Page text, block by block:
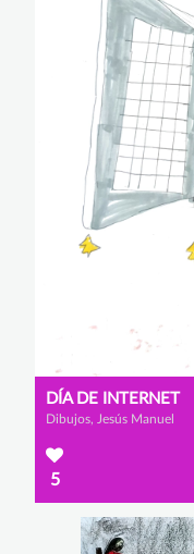
DÍA DE INTERNET
Dibujos, Jesús Manuel
5